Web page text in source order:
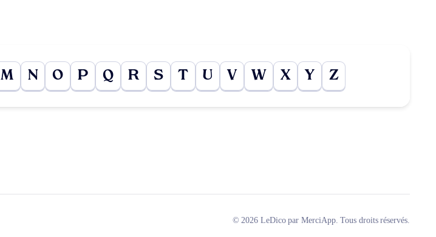
M N O P Q R S T U V W X Y Z
© 2026 LeDico par MerciApp. Tous droits réservés.